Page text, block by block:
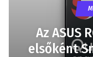
Az ASUS
elsőként